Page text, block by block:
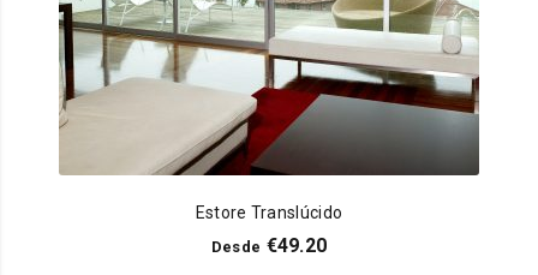
Estore Translúcido
Desde €49.20